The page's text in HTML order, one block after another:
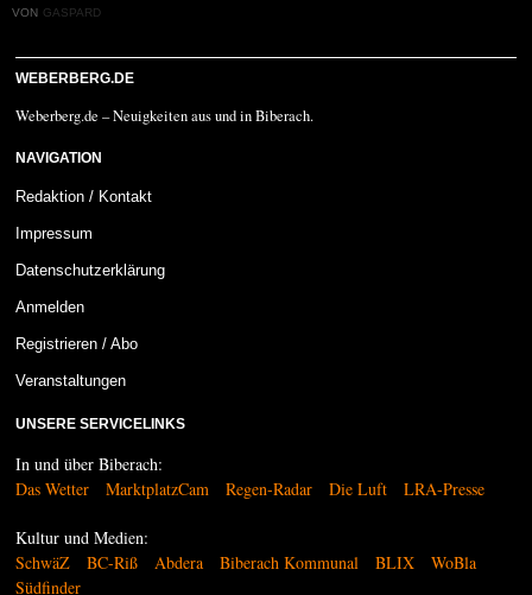
VON GASPARD
WEBERBERG.DE
Weberberg.de – Neuigkeiten aus und in Biberach.
NAVIGATION
Redaktion / Kontakt
Impressum
Datenschutzerklärung
Anmelden
Registrieren / Abo
Veranstaltungen
UNSERE SERVICELINKS
In und über Biberach:
Das Wetter
MarktplatzCam Regen-Radar Die Luft LRA-Presse
Kultur und Medien:
SchwäZ
BC-Riß Abdera Biberach Kommunal BLIX
WoBla
Südfinder